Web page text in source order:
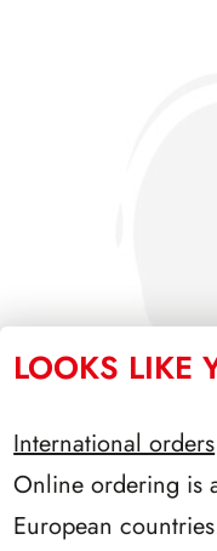
LOOKS LIKE
International orders
Online ordering is
European